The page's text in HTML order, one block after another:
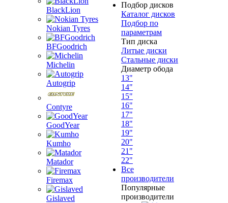
BlackLion
Nokian Tyres
BFGoodrich
Michelin
Autogrip
Contyre
GoodYear
Kumho
Matador
Firemax
Gislaved
Подбор дисков
Каталог дисков
Подбор по
параметрам
Тип диска
Литые диски
Стальные диски
Диаметр обода
13"
14"
15"
16"
17"
18"
19"
20"
21"
22"
Все
производители
Популярные
производители